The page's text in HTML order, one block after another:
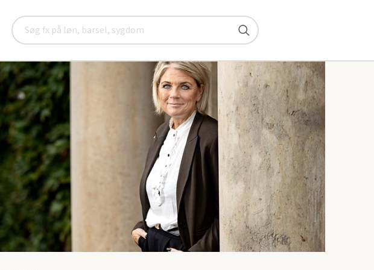
SøgForhandlinger om psykiatriplan foregår i sneglefart. Imens vokser problemerne sig større